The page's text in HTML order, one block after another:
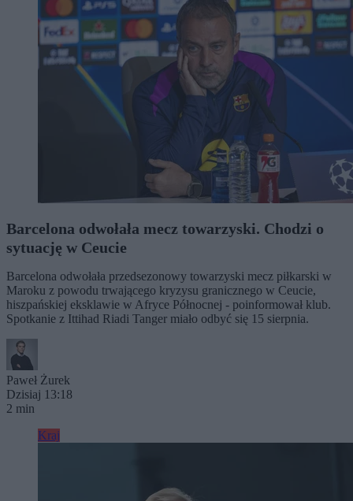
Barcelona odwołała mecz towarzyski. Chodzi o
sytuację w Ceucie
Barcelona odwołała przedsezonowy towarzyski mecz piłkarski w
Maroku z powodu trwającego kryzysu granicznego w Ceucie,
hiszpańskiej eksklawie w Afryce Północnej - poinformował klub.
Spotkanie z Ittihad Riadi Tanger miało odbyć się 15 sierpnia.
Paweł Żurek
Dzisiaj 13:18
2 min
Kraj